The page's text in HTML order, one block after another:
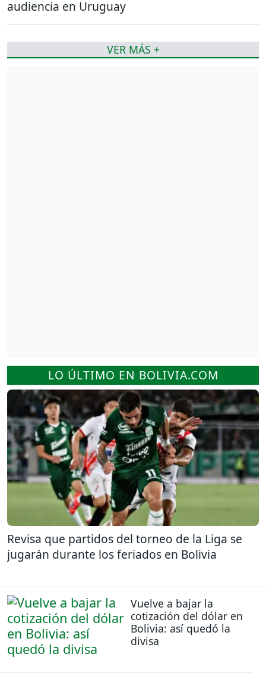
LO ÚLTIMO EN BOLIVIA.COM
Revisa que partidos del torneo de la Liga se
jugarán durante los feriados en Bolivia
Vuelve a bajar la
cotización del dólar en
Bolivia: así quedó la
divisa
audiencia en Uruguay
VER MÁS +